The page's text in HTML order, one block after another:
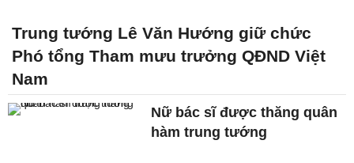
Trung tướng Lê Văn Hướng giữ chức
Phó tổng Tham mưu trưởng QĐND Việt
Nam
Nữ bác sĩ được thăng quân
hàm trung tướng